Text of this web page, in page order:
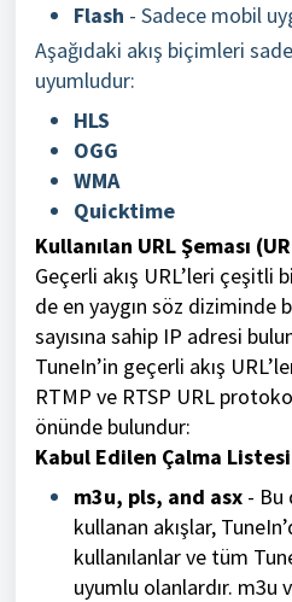
Flash - Sadece mobil
Aşağıdaki akış biçimleri
uyumludur:
HLS
OGG
WMA
Quicktime
Kullanılan URL Şeması
Geçerli akış URL’leri çeşitli
de en yaygın söz diziminde
sayısına sahip IP adresi
TuneIn’in geçerli akış
RTMP ve RTSP URL
önünde bulundur:
Kabul Edilen Çalma Listesi
m3u, pls, and asx - Bu
kullanan akışlar,
kullanılanlar ve tüm
uyumlu olanlardır. m3u